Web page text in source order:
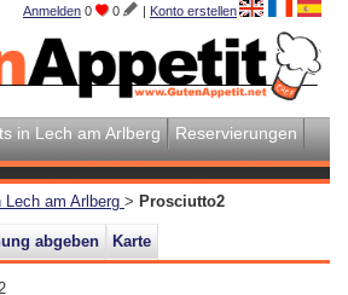
Anmelden 0 0 | Konto erstellen
in Lech am Arlberg
Reservierungen
am Arlberg > Prosciutto2
abgeben Karte